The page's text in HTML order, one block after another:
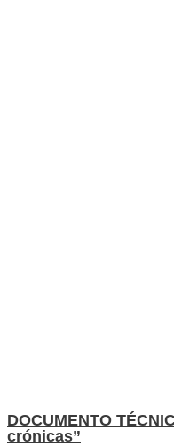
DOCUMENTO
crónicas”